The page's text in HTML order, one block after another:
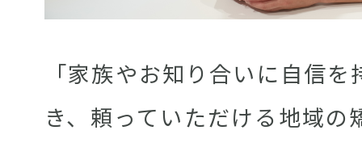
「家族やお知り合いに自信
き、頼っていただける地域